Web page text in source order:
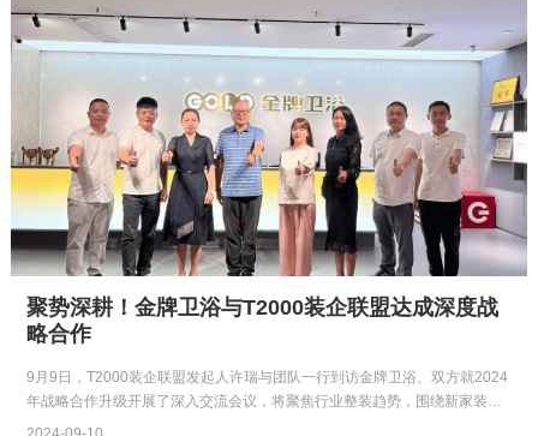
聚势深耕！金牌卫浴与T2000装企联盟达成深度战
略合作
9月9日，T2000装企联盟发起人许瑞与团队一行到访金牌卫浴。双方就2024
年战略合作升级开展了深入交流会议，将聚焦行业整装趋势，围绕新家装、
新渠道、新模式和新…